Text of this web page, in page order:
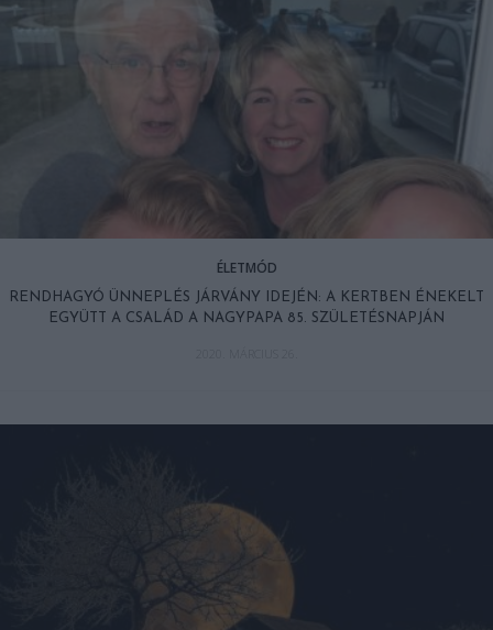
ÉLETMÓD
RENDHAGYÓ ÜNNEPLÉS JÁRVÁNY IDEJÉN: A KERTBEN ÉNEKELT
EGYÜTT A CSALÁD A NAGYPAPA 85. SZÜLETÉSNAPJÁN